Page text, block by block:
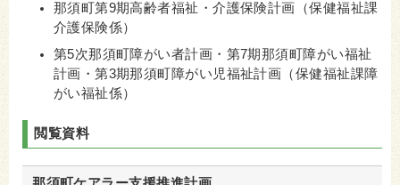
那須町第9期高齢者福祉・介護保険計画（保健福祉課
介護保険係）
第5次那須町障がい者計画・第7期那須町障がい福祉
計画・第3期那須町障がい児福祉計画（保健福祉課障
がい福祉係）
閲覧資料